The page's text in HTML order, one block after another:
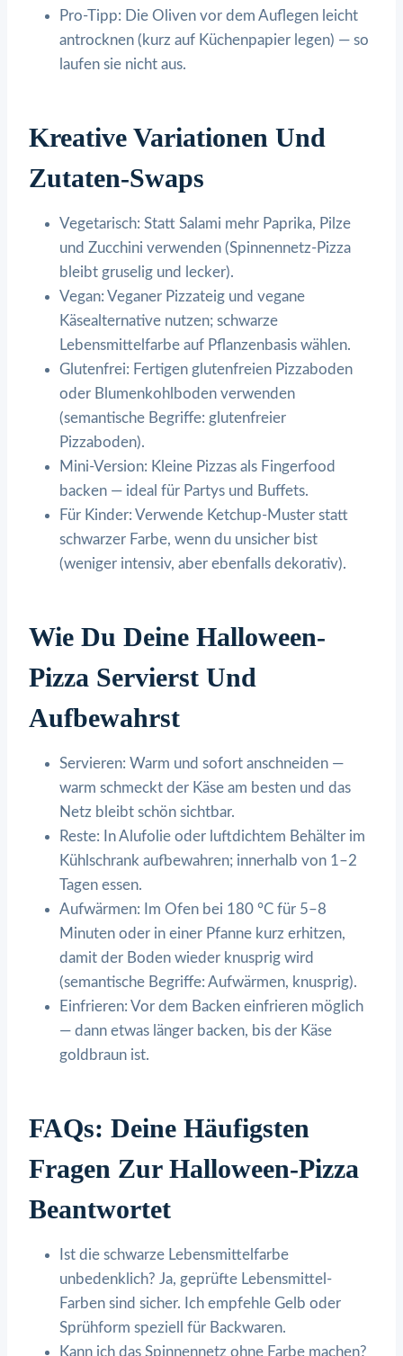
Pro-Tipp: Die Oliven vor dem Auflegen leicht
antrocknen (kurz auf Küchenpapier legen) — so
laufen sie nicht aus.
Kreative Variationen Und
Zutaten-Swaps
Vegetarisch: Statt Salami mehr Paprika, Pilze
und Zucchini verwenden (Spinnennetz-Pizza
bleibt gruselig und lecker).
Vegan: Veganer Pizzateig und vegane
Käsealternative nutzen; schwarze
Lebensmittelfarbe auf Pflanzenbasis wählen.
Glutenfrei: Fertigen glutenfreien Pizzaboden
oder Blumenkohlboden verwenden
(semantische Begriffe: glutenfreier
Pizzaboden).
Mini-Version: Kleine Pizzas als Fingerfood
backen — ideal für Partys und Buffets.
Für Kinder: Verwende Ketchup-Muster statt
schwarzer Farbe, wenn du unsicher bist
(weniger intensiv, aber ebenfalls dekorativ).
Wie Du Deine Halloween-
Pizza Servierst Und
Aufbewahrst
Servieren: Warm und sofort anschneiden —
warm schmeckt der Käse am besten und das
Netz bleibt schön sichtbar.
Reste: In Alufolie oder luftdichtem Behälter im
Kühlschrank aufbewahren; innerhalb von 1–2
Tagen essen.
Aufwärmen: Im Ofen bei 180 °C für 5–8
Minuten oder in einer Pfanne kurz erhitzen,
damit der Boden wieder knusprig wird
(semantische Begriffe: Aufwärmen, knusprig).
Einfrieren: Vor dem Backen einfrieren möglich
— dann etwas länger backen, bis der Käse
goldbraun ist.
FAQs: Deine Häufigsten
Fragen Zur Halloween-Pizza
Beantwortet
Ist die schwarze Lebensmittelfarbe
unbedenklich? Ja, geprüfte Lebensmittel-
Farben sind sicher. Ich empfehle Gelb oder
Sprühform speziell für Backwaren.
Kann ich das Spinnennetz ohne Farbe machen?